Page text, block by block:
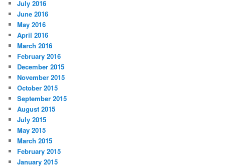
July 2016
June 2016
May 2016
April 2016
March 2016
February 2016
December 2015
November 2015
October 2015
September 2015
August 2015
July 2015
May 2015
March 2015
February 2015
January 2015